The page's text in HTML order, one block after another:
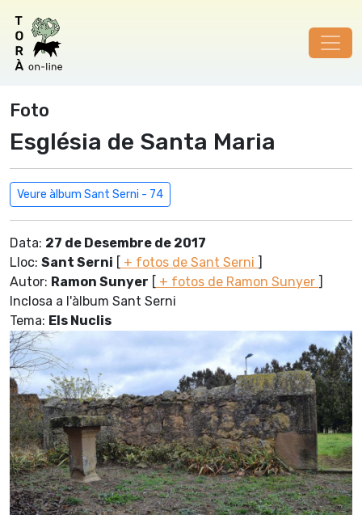
Foto
Església de Santa Maria
Veure àlbum Sant Serni - 74
Data: 27 de Desembre de 2017
Lloc: Sant Serni [ + fotos de Sant Serni ]
Autor: Ramon Sunyer [ + fotos de Ramon Sunyer ]
Inclosa a l'àlbum Sant Serni
Tema: Els Nuclis